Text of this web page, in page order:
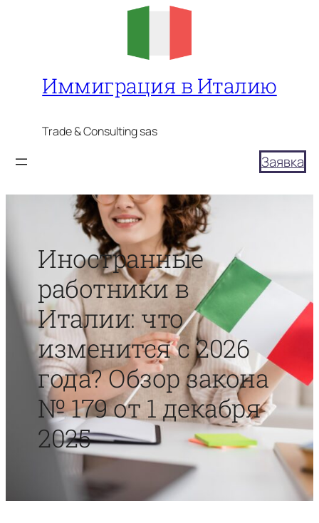
Иммиграция в Италию
Trade & Consulting sas
Заявка
Иностранные
работники в
Италии: что
изменится с 2026
года? Обзор закона
№ 179 от 1 декабря
2025